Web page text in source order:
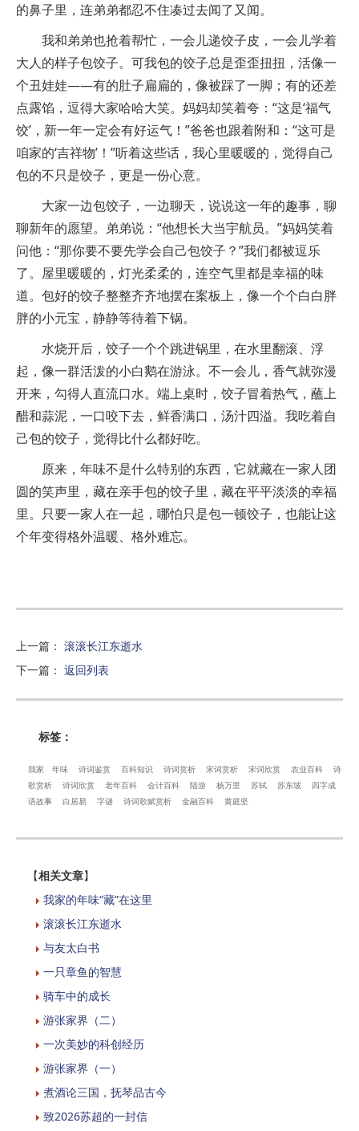
的鼻子里，连弟弟都忍不住凑过去闻了又闻。
我和弟弟也抢着帮忙，一会儿递饺子皮，一会儿学着
大人的样子包饺子。可我包的饺子总是歪歪扭扭，活像一
个丑娃娃——有的肚子扁扁的，像被踩了一脚；有的还差
点露馅，逗得大家哈哈大笑。妈妈却笑着夸：“这是‘福气
饺’，新一年一定会有好运气！”爸爸也跟着附和：“这可是
咱家的‘吉祥物’！”听着这些话，我心里暖暖的，觉得自己
包的不只是饺子，更是一份心意。
大家一边包饺子，一边聊天，说说这一年的趣事，聊
聊新年的愿望。弟弟说：“他想长大当宇航员。”妈妈笑着
问他：“那你要不要先学会自己包饺子？”我们都被逗乐
了。屋里暖暖的，灯光柔柔的，连空气里都是幸福的味
道。包好的饺子整整齐齐地摆在案板上，像一个个白白胖
胖的小元宝，静静等待着下锅。
水烧开后，饺子一个个跳进锅里，在水里翻滚、浮
起，像一群活泼的小白鹅在游泳。不一会儿，香气就弥漫
开来，勾得人直流口水。端上桌时，饺子冒着热气，蘸上
醋和蒜泥，一口咬下去，鲜香满口，汤汁四溢。我吃着自
己包的饺子，觉得比什么都好吃。
原来，年味不是什么特别的东西，它就藏在一家人团
圆的笑声里，藏在亲手包的饺子里，藏在平平淡淡的幸福
里。只要一家人在一起，哪怕只是包一顿饺子，也能让这
个年变得格外温暖、格外难忘。
上一篇 ： 滚滚长江东逝水
下一篇 ： 返回列表
标签：
我家 年味 诗词鉴赏 百科知识 诗词赏析 宋词赏析 宋词欣赏 农业百科
诗
歌赏析
诗词欣赏 老年百科 会计百科 陆游 杨万里 苏轼 苏东坡
四字成
语故事
白居易 字谜 诗词歌赋赏析 金融百科 黄庭坚
【相关文章】
我家的年味“藏”在这里
滚滚长江东逝水
与友太白书
一只章鱼的智慧
骑车中的成长
游张家界（二）
一次美妙的科创经历
游张家界（一）
煮酒论三国，抚琴品古今
致2026苏超的一封信